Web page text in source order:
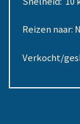
Reizen naar:
Verkocht/